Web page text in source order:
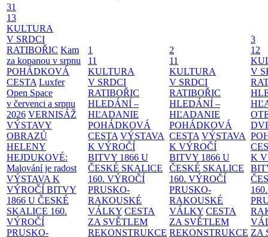
31
13
KULTURA
V SRDCI
RATIBOŘIC Kam
za kopanou v srpnu
POHÁDKOVÁ
CESTA Luxfer
Open Space
v červenci a srpnu
2026 VERNISÁŽ
VÝSTAVY
OBRAZŮ
HELENY
HEJDUKOVÉ:
Malování je radost
VÝSTAVA K
VÝROČÍ BITVY
1866 U ČESKÉ
SKALICE 160.
VÝROČÍ
PRUSKO-
1
11
KULTURA
V SRDCI
RATIBOŘIC
HLEDÁNÍ –
HĽADANIE
POHÁDKOVÁ
CESTA VÝSTAVA
K VÝROČÍ
BITVY 1866 U
ČESKÉ SKALICE
160. VÝROČÍ
PRUSKO-
RAKOUSKÉ
VÁLKY CESTA
ZA SVĚTLEM
REKONSTRUKCE
2
11
KULTURA
V SRDCI
RATIBOŘIC
HLEDÁNÍ –
HĽADANIE
POHÁDKOVÁ
CESTA VÝSTAVA
K VÝROČÍ
BITVY 1866 U
ČESKÉ SKALICE
160. VÝROČÍ
PRUSKO-
RAKOUSKÉ
VÁLKY CESTA
ZA SVĚTLEM
REKONSTRUKCE
3
12
V
K
ZA